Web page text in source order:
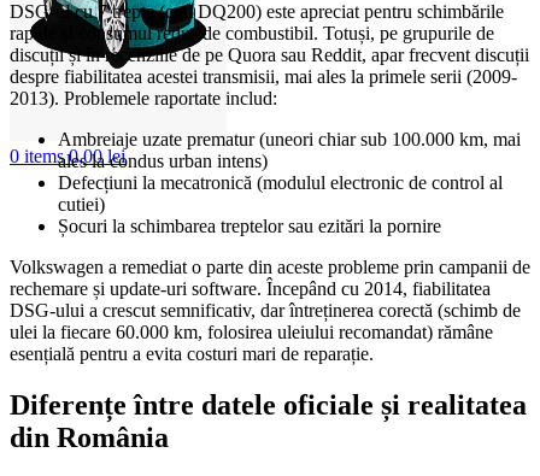
0 items 0,00lei
DSG-ul cu 7 trepte (cod DQ200) este apreciat pentru schimbările
rapide și consumul redus de combustibil. Totuși, pe grupurile de
discuții și în recenziile de pe Quora sau Reddit, apar frecvent discuții
despre fiabilitatea acestei transmisii, mai ales la primele serii (2009-
2013). Problemele raportate includ:
Ambreiaje uzate prematur (uneori chiar sub 100.000 km, mai
ales la condus urban intens)
Defecțiuni la mecatronică (modulul electronic de control al
cutiei)
Șocuri la schimbarea treptelor sau ezitări la pornire
Volkswagen a remediat o parte din aceste probleme prin campanii de
rechemare și update-uri software. Începând cu 2014, fiabilitatea
DSG-ului a crescut semnificativ, dar întreținerea corectă (schimb de
ulei la fiecare 60.000 km, folosirea uleiului recomandat) rămâne
esențială pentru a evita costuri mari de reparație.
Diferențe între datele oficiale și realitatea
din România